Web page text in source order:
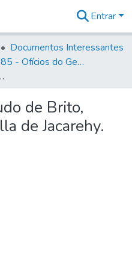
na
Entrar
Documentos Interessantes
Volume 85 - Ofícios do General Francisco da Cunha Menezes (Governador da Capitania): 1782- 1786
da Villa de Jacarehy.
de Brito,
de Jacarehy.